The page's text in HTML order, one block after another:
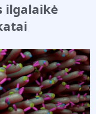
ilgalaikė